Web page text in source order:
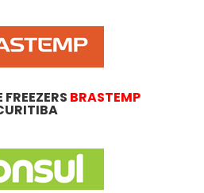
BRASTEMP